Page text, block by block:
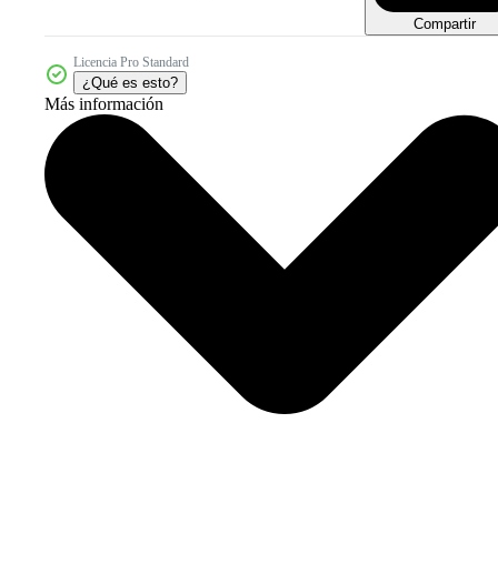
Compartir
Licencia Pro Standard
¿Qué es esto?
Más información